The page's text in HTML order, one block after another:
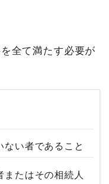
全て満たす必要が
い者であること
またはその相続人